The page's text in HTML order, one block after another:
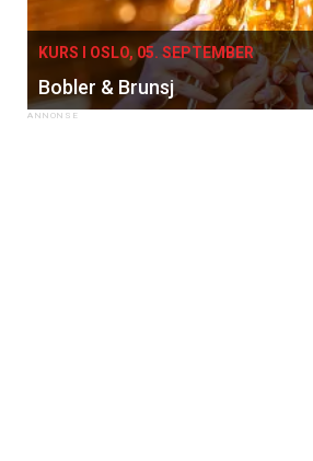
KURS I OSLO, 05. SEPTEMBER
Bobler & Brunsj